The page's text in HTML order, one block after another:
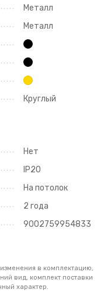
Металл
Металл
Круглый
Нет
IP20
На потолок
2 года
9002759954833
в комплектацию,
вид, комплект поставки
характер.